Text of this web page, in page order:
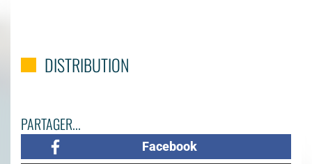
DISTRIBUTION
PARTAGER...
Facebook